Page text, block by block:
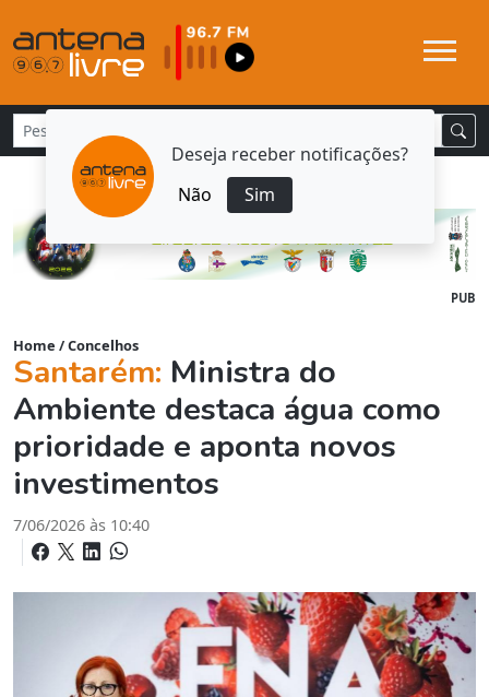
Deseja receber notificações?
Não
Sim
PUB
Home /Concelhos
Santarém: Ministra do
Ambiente destaca água como
prioridade e aponta novos
investimentos
7/06/2026 às 10:40